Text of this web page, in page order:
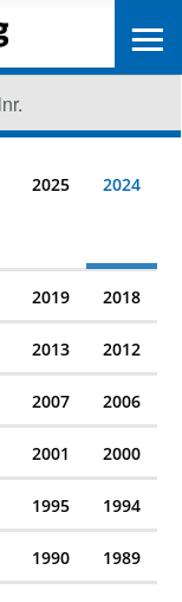
2025 2024
2019 2018
2013 2012
2007 2006
2001 2000
1995 1994
1990 1989
≡